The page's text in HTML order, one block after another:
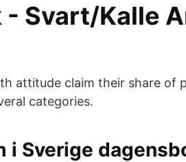
Svart/Kalle
attitude claim their share of
categories.
i Sverige